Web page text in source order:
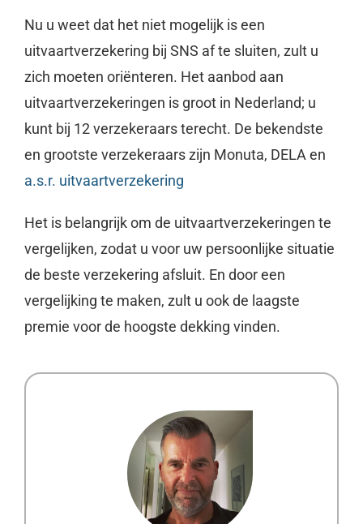
Nu u weet dat het niet mogelijk is een
uitvaartverzekering bij SNS af te sluiten, zult u
zich moeten oriënteren. Het aanbod aan
uitvaartverzekeringen is groot in Nederland; u
kunt bij 12 verzekeraars terecht. De bekendste
en grootste verzekeraars zijn Monuta, DELA en
a.s.r. uitvaartverzekering
Het is belangrijk om de uitvaartverzekeringen te
vergelijken, zodat u voor uw persoonlijke situatie
de beste verzekering afsluit. En door een
vergelijking te maken, zult u ook de laagste
premie voor de hoogste dekking vinden.